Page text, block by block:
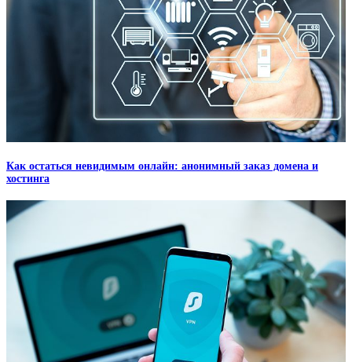
Как остаться невидимым онлайн: анонимный заказ домена и
хостинга